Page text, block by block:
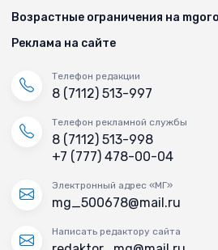
Возрастные ограничения на
Реклама на сайте
Телефон редакции
8 (7112) 513-997
Телефон рекламной службы
8 (7112) 513-998
+7 (777) 478-00-04
Электронный адрес «МГ»
mg_500678@mail.ru
Написать редактору сайта